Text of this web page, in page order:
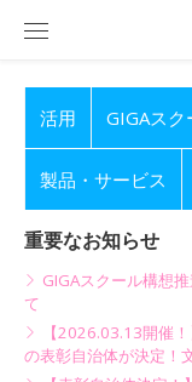
活用 GIGAス
製品・サービス
重要なお知らせ
GIGAスクール構想
て
【2026.03.13開催
の表彰自治体が決定！